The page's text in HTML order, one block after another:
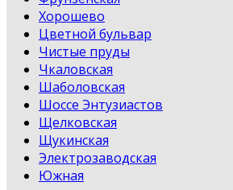
Хорошево
Цветной бульвар
Чистые пруды
Чкаловская
Шаболовская
Шоссе Энтузиастов
Щелковская
Щукинская
Электрозаводская
Южная